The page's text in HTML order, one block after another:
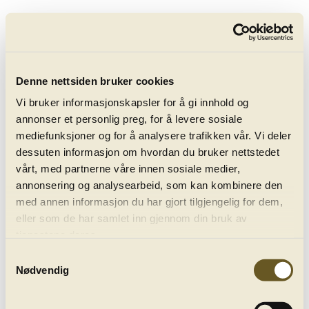
Denne nettsiden bruker cookies
Vi bruker informasjonskapsler for å gi innhold og
annonser et personlig preg, for å levere sosiale
mediefunksjoner og for å analysere trafikken vår. Vi deler
dessuten informasjon om hvordan du bruker nettstedet
vårt, med partnerne våre innen sosiale medier,
annonsering og analysearbeid, som kan kombinere den
med annen informasjon du har gjort tilgjengelig for dem,
eller som de har samlet inn gjennom din bruk av
Nødvendig
Bergenphilive keyboard_arrow_right Interviews
Interviews